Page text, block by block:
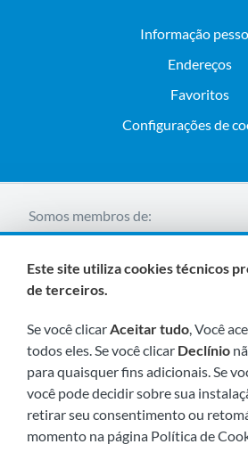
Informação
Endereços
Favoritos
Configurações de
Somos membros de:
Visite-nos em breve em:
Este site utiliza cookies técnicos
de terceiros.
Se você clicarAceitar tudo, Você
todos eles. Se você clicar Declínio
para quaisquer fins adicionais. Se
você pode decidir sobre sua
retirar seu consentimento ou
momento na página Política de